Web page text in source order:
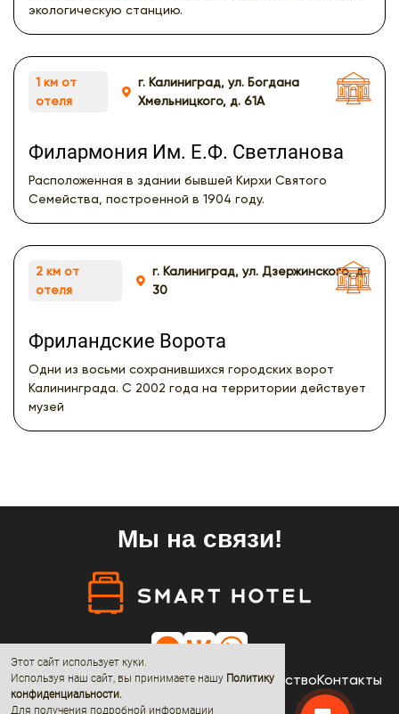
экологическую станцию.
1 км от
отеля
г. Калиниград, ул. Богдана
Хмельницкого, д. 61А
Филармония Им. Е.Ф. Светланова
Расположенная в здании бывшей Кирхи Святого
Семейства, построенной в 1904 году.
2 км от
отеля
г. Калиниград, ул. Дзержинского, д.
30
Фриландские Ворота
Одни из восьми сохранившихся городских ворот
Калининграда. С 2002 года на территории действует
музей
Этот сайт использует куки.
Используя наш сайт, вы принимаете нашу Политику
конфиденциальности.
Для получения подробной информации
Мы на связи!
ОтелиАкцииНовостиО насСотрудничествоКонтакты